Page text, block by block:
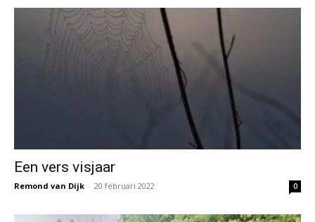
Een vers visjaar
Remond van Dijk - 20 februari 2022 0